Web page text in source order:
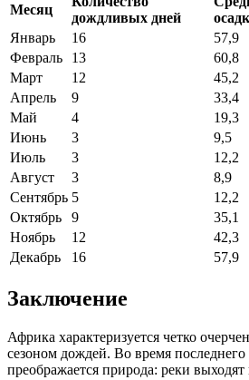
Месяц
дождливых дней
Январь
16
57,9
Февраль
13
60,8
Март
12
45,2
Апрель
9
33,4
Май
4
19,3
Июнь
3
9,5
Июль
3
12,2
Август
3
8,9
Сентябрь 5
12,2
Октябрь
9
35,1
Ноябрь
12
42,3
Декабрь
16 57,9
Заключение
Африка характеризуется четко
сезоном дождей. Во время последнего
преображается природа: реки выходят